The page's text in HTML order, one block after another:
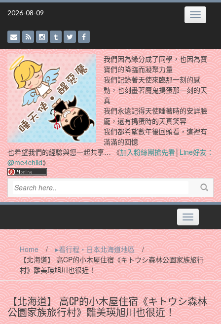
Skip
2026-08-09 Toggle
我們因為緣分成了同學，也因為寶
寶們的降臨而凝聚力量
我們記錄著天使來臨那一刻的感
動，也刻畫著魔鬼搗蛋那一刻的天
真
我們永遠記得天使睡著時的安詳臉
龐，還有搗蛋時的天真笑容
我們都希望數年後回頭看，這裡有
滿滿的回憶
也希望我們的經驗與您一起共享… 《加入粉絲團搶先看│Line好友：
@me4child》
Toggle
navigation
Home / ▸看行程‧日本北海道地區
/
【北海道】 高CP的小木屋住宿《キトウシ森林公園家族旅行
村》離美瑛旭川也很近！
【北海道】 高CP的小木屋住宿《キトウシ森林
公園家族旅行村》離美瑛旭川也很近！